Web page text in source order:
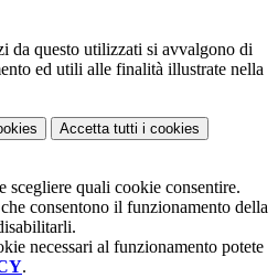
da questo utilizzati si avvalgono di
ed utili alle finalità illustrate nella
Accetta tutti i cookies
scegliere quali cookie consentire.
consentono il funzionamento della
necessari al funzionamento potete
.